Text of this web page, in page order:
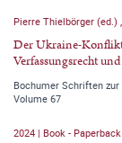
Pierre Thielbörger (ed.)
Der Ukraine-Konflikt
Verfassungsrecht
Bochumer Schriften
Volume 67
2024 | Book - Paperback